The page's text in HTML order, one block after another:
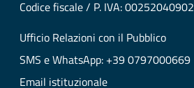
Codice fiscale / P. IVA: 00252040902
Ufficio Relazioni con il Pubblico
SMS e WhatsApp: +39 0797000669
Email istituzionale